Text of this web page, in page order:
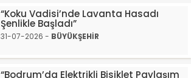
“Koku Vadisi’nde Lavanta Hasadı
Şenlikle Başladı”
31-07-2026 - BÜYÜKŞEHİR
“Bodrum’da Elektrikli Bisiklet Paylaşım